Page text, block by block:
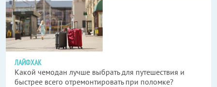
ЛАЙФХАК
Какой чемодан лучше выбрать для путешествия и
быстрее всего отремонтировать при поломке?